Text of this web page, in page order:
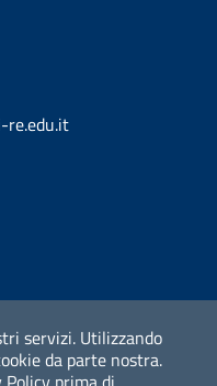
re.edu.it
Spallanzani" -
servizi. Utilizzando
da parte nostra.